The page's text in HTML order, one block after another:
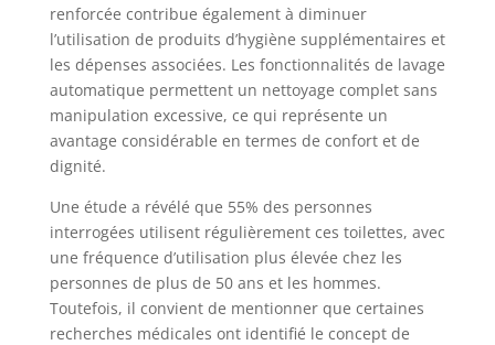
renforcée contribue également à diminuer
l’utilisation de produits d’hygiène supplémentaires et
les dépenses associées. Les fonctionnalités de lavage
automatique permettent un nettoyage complet sans
manipulation excessive, ce qui représente un
avantage considérable en termes de confort et de
dignité.
Une étude a révélé que 55% des personnes
interrogées utilisent régulièrement ces toilettes, avec
une fréquence d’utilisation plus élevée chez les
personnes de plus de 50 ans et les hommes.
Toutefois, il convient de mentionner que certaines
recherches médicales ont identifié le concept de